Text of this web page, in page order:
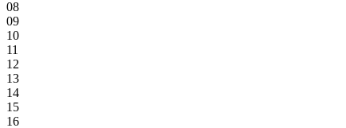
08
09
10
11
12
13
14
15
16